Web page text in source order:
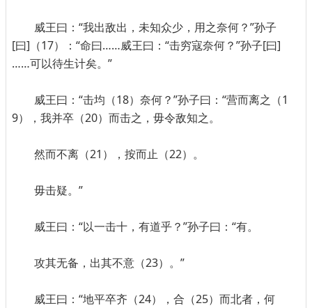
威王曰：“我出敌出，未知众少，用之奈何？”孙子
[曰]（17）：“命曰……威王曰：“击穷寇奈何？”孙子[曰]
……可以待生计矣。”
威王曰：“击均（18）奈何？”孙子曰：“营而离之（1
9），我并卒（20）而击之，毋令敌知之。
然而不离（21），按而止（22）。
毋击疑。”
威王曰：“以一击十，有道乎？”孙子曰：“有。
攻其无备，出其不意（23）。”
威王曰：“地平卒齐（24），合（25）而北者，何